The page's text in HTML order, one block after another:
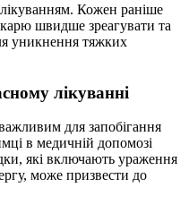
Кожен раніше
швидше зреагувати та
уникнення тяжких
лікуванні
для запобігання
в медичній допомозі
які включають ураження
може призвести до